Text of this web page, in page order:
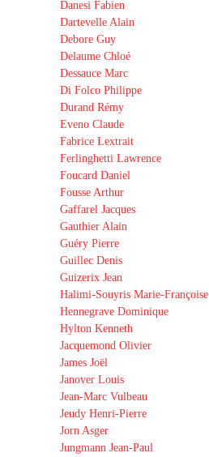
Danesi Fabien
Dartevelle Alain
Debore Guy
Delaume Chloé
Dessauce Marc
Di Folco Philippe
Durand Rémy
Eveno Claude
Fabrice Lextrait
Ferlinghetti Lawrence
Foucard Daniel
Fousse Arthur
Gaffarel Jacques
Gauthier Alain
Guéry Pierre
Guillec Denis
Guizerix Jean
Halimi-Souyris Marie-Françoise
Hennegrave Dominique
Hylton Kenneth
Jacquemond Olivier
James Joël
Janover Louis
Jean-Marc Vulbeau
Jeudy Henri-Pierre
Jorn Asger
Jungmann Jean-Paul